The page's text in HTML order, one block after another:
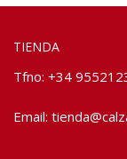
TIENDA
Tfno: +34
Email: